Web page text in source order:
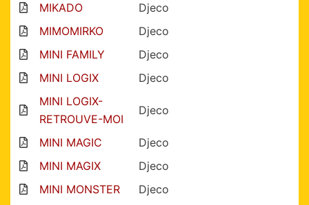
MIKADO
Djeco
MIMOMIRKO
Djeco
MINI FAMILY
Djeco
MINI LOGIX
Djeco
MINI LOGIX-
RETROUVE-MOI
Djeco
MINI MAGIC
Djeco
MINI MAGIX
Djeco
MINI MONSTER
Djeco